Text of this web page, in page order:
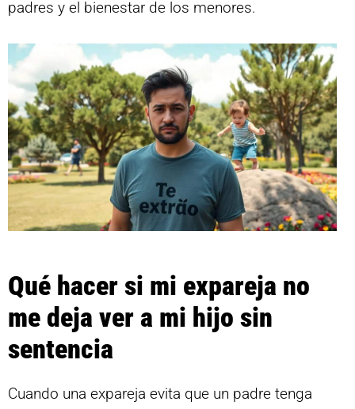
padres y el bienestar de los menores.
Qué hacer si mi expareja no
me deja ver a mi hijo sin
sentencia
Cuando una expareja evita que un padre tenga